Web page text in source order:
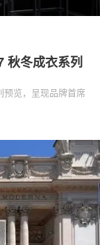
秋冬成衣系列
预览，呈现品牌首席